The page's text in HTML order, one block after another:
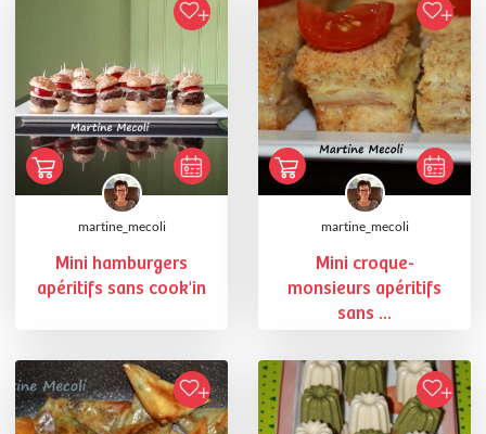
martine_mecoli
Mini hamburgers
apéritifs sans cook'in
martine_mecoli
Mini croque-
monsieurs apéritifs
sans ...